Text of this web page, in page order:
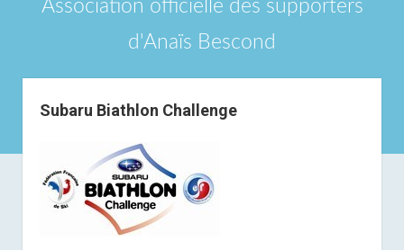
Association officielle des supporters
d'Anaïs Bescond
Subaru Biathlon Challenge